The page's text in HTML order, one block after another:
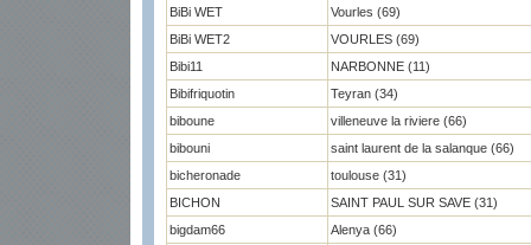
BiBi WET
Vourles (69)
BiBi WET2
VOURLES (69)
Bibi11
NARBONNE (11)
Bibifriquotin
Teyran (34)
biboune
villeneuve la riviere (66)
bibouni
saint laurent de la salanque (66)
bicheronade
toulouse (31)
BICHON
SAINT PAUL SUR SAVE (31)
bigdam66
Alenya (66)